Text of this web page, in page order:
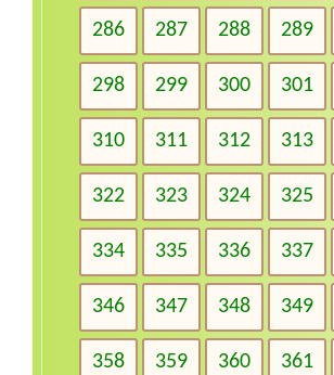
286 287 288 289
298 299 300 301
310 311 312 313
322 323 324 325
334 335 336 337
346 347 348 349
358 359 360 361